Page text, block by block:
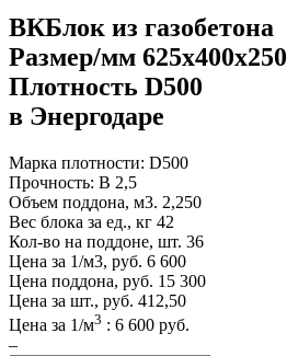
ВКБлок из газобетона
Размер/мм 625x400x250
Плотность D500
в Энергодаре
Марка плотности: D500
Прочность: B 2,5
Объем поддона, м3. 2,250
Вес блока за ед., кг 42
Кол-во на поддоне, шт. 36
Цена за 1/м3, руб. 6 600
Цена поддона, руб. 15 300
Цена за шт., руб. 412,50
Цена за 1/м3 : 6 600 руб.
–